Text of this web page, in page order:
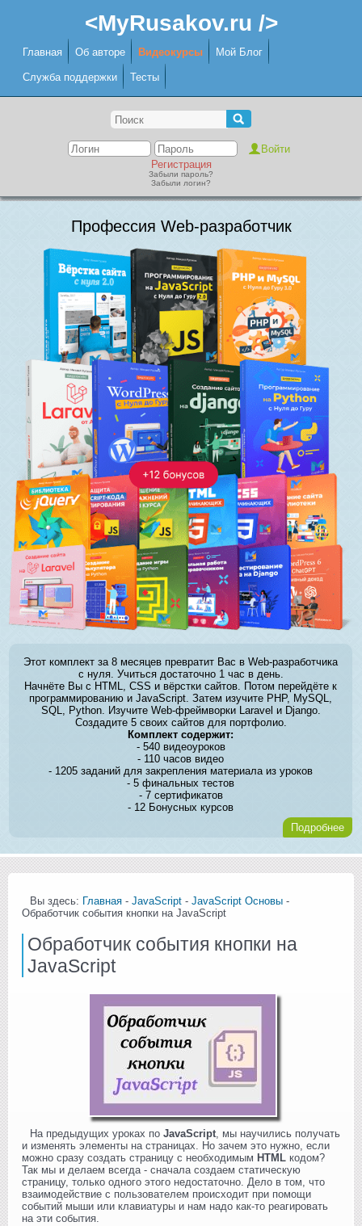
<MyRusakov.ru />
Главная Об авторе Видеокурсы Мой Блог
Служба поддержки Тесты
Регистрация
Забыли пароль?
Забыли логин?
Профессия Web-разработчик
Этот комплект за 8 месяцев превратит Вас в Web-разработчика
с нуля. Учиться достаточно 1 час в день.
Начнёте Вы с HTML, CSS и вёрстки сайтов. Потом перейдёте к
программированию и JavaScript. Затем изучите PHP, MySQL,
SQL, Python. Изучите Web-фреймворки Laravel и Django.
Создадите 5 своих сайтов для портфолио.
Комплект содержит:
- 540 видеоуроков
- 110 часов видео
- 1205 заданий для закрепления материала из уроков
- 5 финальных тестов
- 7 сертификатов
- 12 Бонусных курсов
Подробнее
Вы здесь: Главная - JavaScript - JavaScript Основы -
Обработчик события кнопки на JavaScript
Обработчик события кнопки на
JavaScript
На предыдущих уроках по JavaScript, мы научились получать
и изменять элементы на страницах. Но зачем это нужно, если
можно сразу создать страницу с необходимым HTML кодом?
Так мы и делаем всегда - сначала создаем статическую
страницу, только одного этого недостаточно. Дело в том, что
взаимодействие с пользователем происходит при помощи
событий мыши или клавиатуры и нам надо как-то реагировать
на эти события.